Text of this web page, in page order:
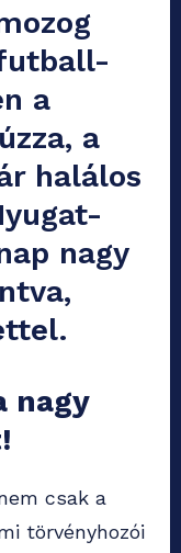
a
a
halálos
nagy
nagy
csak a
törvényhozói